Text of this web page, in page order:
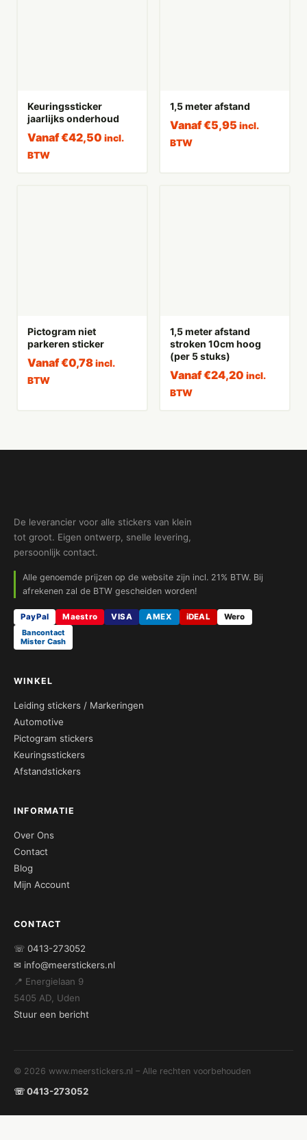
Keuringssticker
jaarlijks onderhoud
Vanaf€42,50 incl.
BTW
1,5 meter afstand
Vanaf€5,95 incl.
BTW
Pictogram niet
parkeren sticker
Vanaf€0,78 incl.
BTW
1,5 meter afstand
stroken 10cm hoog
(per 5 stuks)
Vanaf€24,20 incl.
BTW
De leverancier voor alle stickers van klein
tot groot. Eigen ontwerp, snelle levering,
persoonlijk contact.
Alle genoemde prijzen op de website zijn incl. 21% BTW. Bij
afrekenen zal de BTW gescheiden worden!
PayPal Maestro VISA AMEX iDEAL
Wero
Bancontact
Mister Cash
WINKEL
Leiding stickers / Markeringen
Automotive
Pictogram stickers
Keuringsstickers
Afstandstickers
INFORMATIE
Over Ons
Contact
Blog
Mijn Account
CONTACT
☏ 0413-273052
✉ info@meerstickers.nl
📍 Energielaan 9
5405 AD, Uden
Stuur een bericht
© 2026 www.meerstickers.nl – Alle rechten voorbehouden
☏ 0413-273052